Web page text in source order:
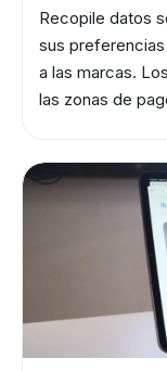
Recopile datos
sus
a las marcas.
las zonas de